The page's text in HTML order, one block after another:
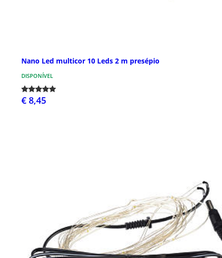
Nano Led multicor 10 Leds 2 m presépio
DISPONÍVEL
€ 8,45